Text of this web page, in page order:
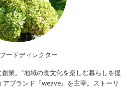
ードディレクター
業。”地域の食文化を楽しむ暮らしを提
ブランド『weave』を主宰。ストーリ